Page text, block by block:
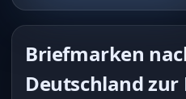
Briefmarken
Deutschland